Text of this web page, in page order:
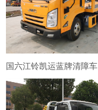
国六江铃凯运蓝牌清障车